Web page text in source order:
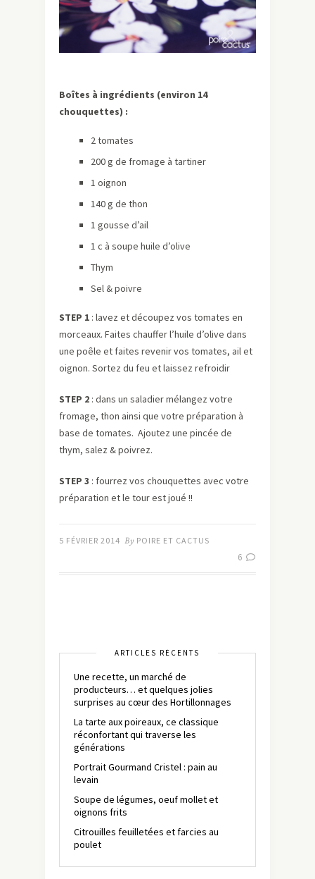
Boîtes à ingrédients (environ 14
chouquettes) :
2 tomates
200 g de fromage à tartiner
1 oignon
140 g de thon
1 gousse d’ail
1 c à soupe huile d’olive
Thym
Sel & poivre
STEP 1 : lavez et découpez vos tomates en
morceaux. Faites chauffer l’huile d’olive dans
une poêle et faites revenir vos tomates, ail et
oignon. Sortez du feu et laissez refroidir
STEP 2 : dans un saladier mélangez votre
fromage, thon ainsi que votre préparation à
base de tomates. Ajoutez une pincée de
thym, salez & poivrez.
STEP 3 : fourrez vos chouquettes avec votre
préparation et le tour est joué !!
5 FÉVRIER 2014 By POIRE ET CACTUS
6
ARTICLES RÉCENTS
Une recette, un marché de
producteurs… et quelques jolies
surprises au cœur des Hortillonnages
La tarte aux poireaux, ce classique
réconfortant qui traverse les
générations
Portrait Gourmand Cristel : pain au
levain
Soupe de légumes, oeuf mollet et
oignons frits
Citrouilles feuilletées et farcies au
poulet